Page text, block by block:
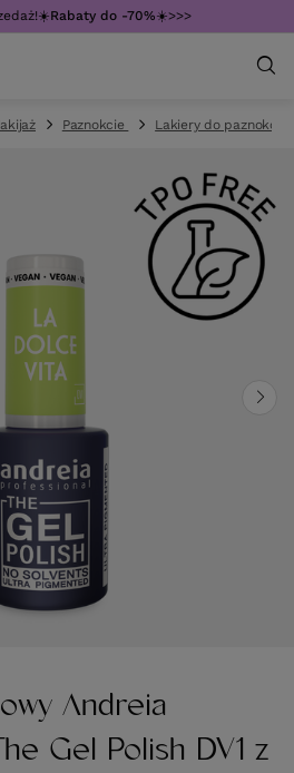
Rabaty do -70%☀️>>>
Paznokcie Lakiery do paznokci
Andreia
Gel Polish DV1 z